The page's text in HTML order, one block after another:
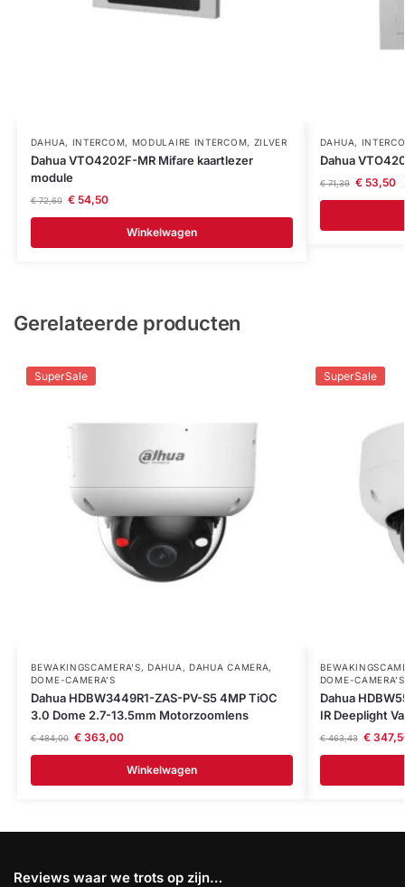
DAHUA, INTERCOM, MODULAIRE INTERCOM, ZILVER
Dahua VTO4202F-MR Mifare kaartlezer
module
€72,60 €54,50
Winkelwagen
DAHUA,
Dahua
€71,39 €53,50
Gerelateerde producten
SuperSale
BEWAKINGSCAMERA'S,DAHUA , DAHUA CAMERA,
DOME-CAMERA’S
Dahua HDBW3449R1-ZAS-PV-S5 4MP TiOC
3.0 Dome 2.7-13.5mm Motorzoomlens
€484,00 €363,00
Winkelwagen
SuperSale
DOME-CAMERA’S
Dahua
IR Deeplight
€463,43 €
Reviews waar we trots op zijn…